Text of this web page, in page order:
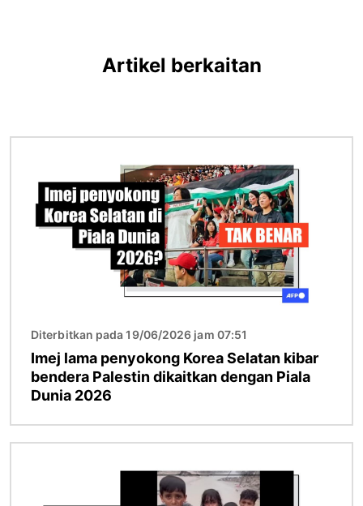
Artikel berkaitan
Diterbitkan pada 19/06/2026 jam 07:51
Imej lama penyokong Korea Selatan kibar
bendera Palestin dikaitkan dengan Piala
Dunia 2026